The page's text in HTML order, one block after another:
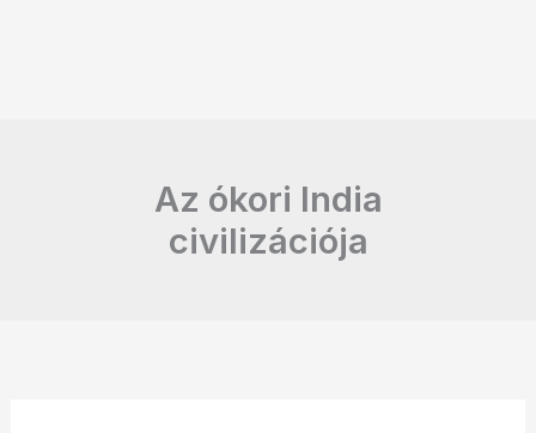
Az ókori India
civilizációja